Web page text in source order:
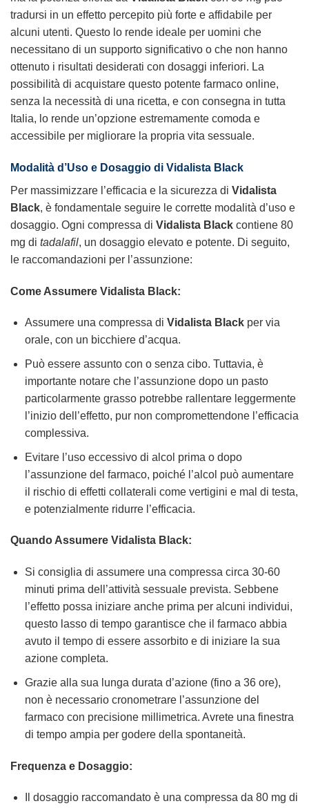
tradursi in un effetto percepito più forte e affidabile per
alcuni utenti. Questo lo rende ideale per uomini che
necessitano di un supporto significativo o che non hanno
ottenuto i risultati desiderati con dosaggi inferiori. La
possibilità di acquistare questo potente farmaco online,
senza la necessità di una ricetta, e con consegna in tutta
Italia, lo rende un’opzione estremamente comoda e
accessibile per migliorare la propria vita sessuale.
Modalità d’Uso e Dosaggio di Vidalista Black
Per massimizzare l’efficacia e la sicurezza di Vidalista
Black, è fondamentale seguire le corrette modalità d’uso e
dosaggio. Ogni compressa di Vidalista Black contiene 80
mg di tadalafil, un dosaggio elevato e potente. Di seguito,
le raccomandazioni per l’assunzione:
Come Assumere Vidalista Black:
Assumere una compressa di Vidalista Blackper via
orale, con un bicchiere d’acqua.
Può essere assunto con o senza cibo. Tuttavia, è
importante notare che l’assunzione dopo un pasto
particolarmente grasso potrebbe rallentare leggermente
l’inizio dell’effetto, pur non compromettendone l’efficacia
complessiva.
Evitare l’uso eccessivo di alcol prima o dopo
l’assunzione del farmaco, poiché l’alcol può aumentare
il rischio di effetti collaterali come vertigini e mal di testa,
e potenzialmente ridurre l’efficacia.
Quando Assumere Vidalista Black:
Si consiglia di assumere una compressa circa 30-60
minuti prima dell’attività sessuale prevista. Sebbene
l’effetto possa iniziare anche prima per alcuni individui,
questo lasso di tempo garantisce che il farmaco abbia
avuto il tempo di essere assorbito e di iniziare la sua
azione completa.
Grazie alla sua lunga durata d’azione (fino a 36 ore),
non è necessario cronometrare l’assunzione del
farmaco con precisione millimetrica. Avrete una finestra
di tempo ampia per godere della spontaneità.
Frequenza e Dosaggio:
Il dosaggio raccomandato è una compressa da 80 mg di